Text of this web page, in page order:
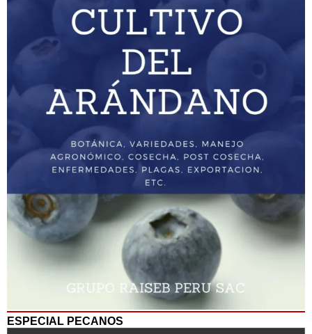
ESPECIAL PECANOS